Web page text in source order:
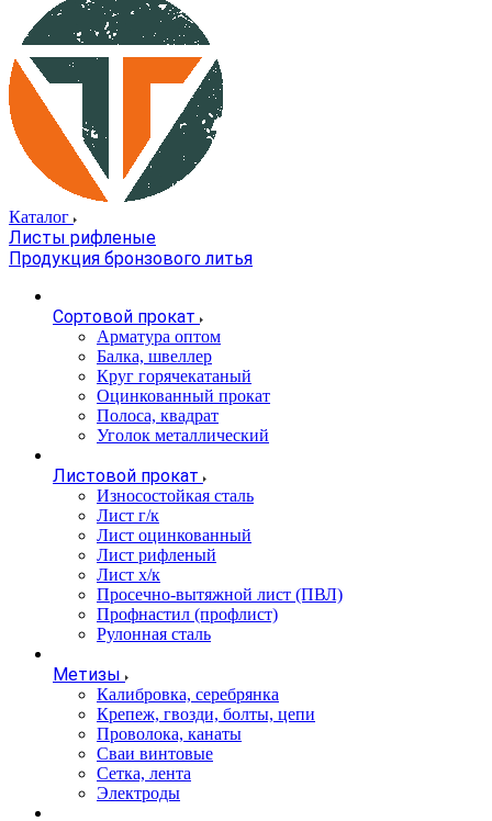
Каталог
Листы рифленые
Продукция бронзового литья
Сортовой прокат
Арматура оптом
Балка, швеллер
Круг горячекатаный
Оцинкованный прокат
Полоса, квадрат
Уголок металлический
Листовой прокат
Износостойкая сталь
Лист г/к
Лист оцинкованный
Лист рифленый
Лист х/к
Просечно-вытяжной лист (ПВЛ)
Профнастил (профлист)
Рулонная сталь
Метизы
Калибровка, серебрянка
Крепеж, гвозди, болты, цепи
Проволока, канаты
Сваи винтовые
Сетка, лента
Электроды